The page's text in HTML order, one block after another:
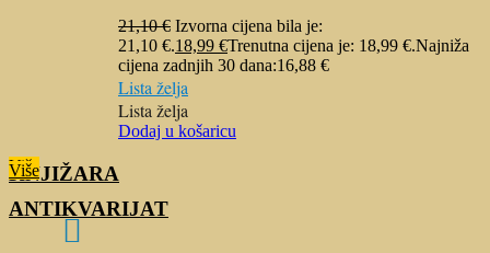
21,10€ Izvorna cijena bila je:
21,10 €.18,99 €Trenutna cijena je: 18,99 €.Najniža
cijena zadnjih 30 dana:16,88 €
Lista želja
Lista želja
Dodaj u košaricu
KNJIŽARA
Više
ANTIKVARIJAT
Više
